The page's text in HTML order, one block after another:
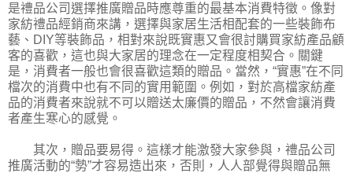
是禮品公司選擇推廣贈品時應尊重的最基本消費特徵。像對
家紡禮品經銷商來講，選擇與家居生活相配套的一些裝飾布
藝、DIY等裝飾品，相對來說既實惠又會很討購買家紡產品顧
客的喜歡，這也與大家居的理念在一定程度相契合。關鍵
是，消費者一般也會很喜歡這類的贈品。當然，“實惠”在不同
檔次的消費中也有不同的實用範圍。例如，對於高檔家紡產
品的消費者來說就不可以贈送太廉價的贈品，不然會讓消費
者產生寒心的感覺。
其次，贈品要易得。這樣才能激發大家參與，禮品公司
推廣活動的“勢”才容易造出來，否則，人人部覺得與贈品無